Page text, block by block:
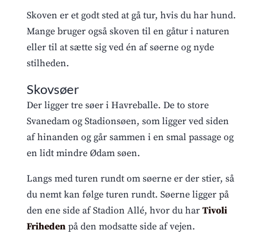
Skoven er et godt sted at gå tur, hvis du har hund.
Mange bruger også skoven til en gåtur i naturen
eller til at sætte sig ved én af søerne og nyde
stilheden.
Skovsøer
Der ligger tre søer i Havreballe. De to store
Svanedam og Stadionsøen, som ligger ved siden
af hinanden og går sammen i en smal passage og
en lidt mindre Ødam søen.
Langs med turen rundt om søerne er der stier, så
du nemt kan følge turen rundt. Søerne ligger på
den ene side af Stadion Allé, hvor du har Tivoli
Frihedenpå den modsatte side af vejen.